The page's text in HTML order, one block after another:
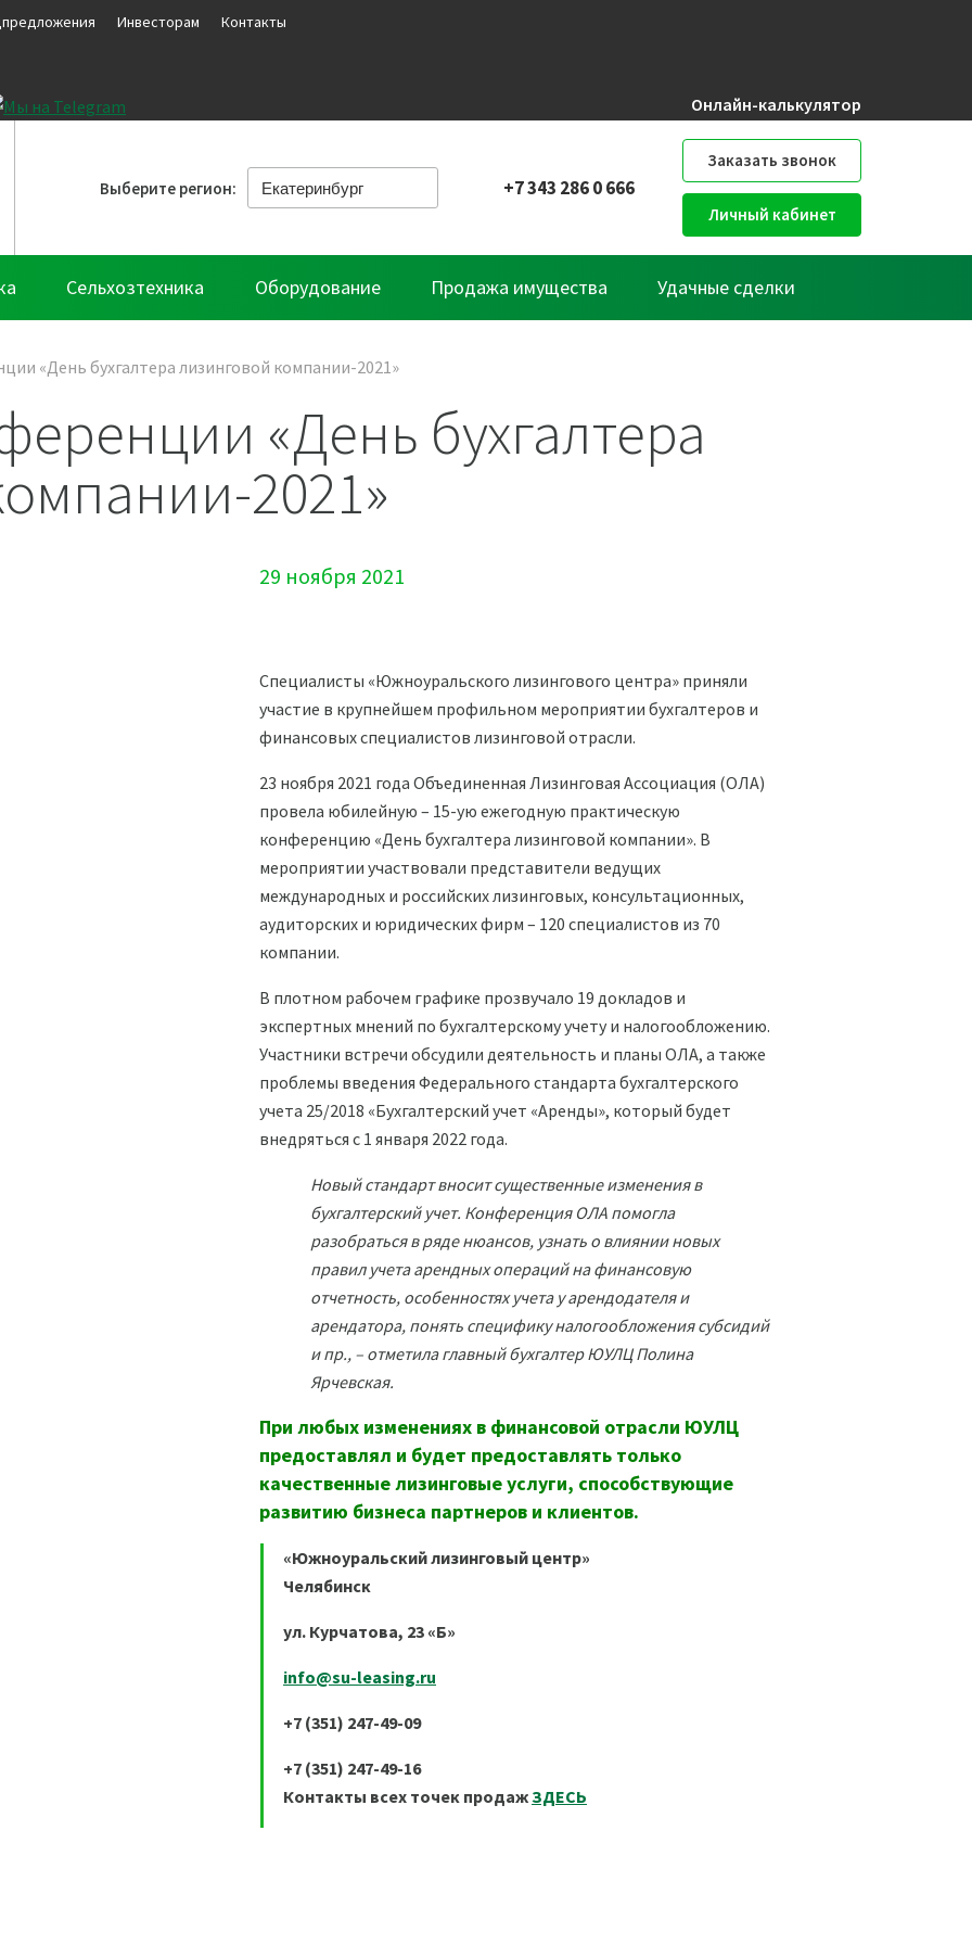
Инвесторам Контакты
Онлайн-калькулятор
Выберите регион: +7 343 286 0 666
Заказать звонок
Личный кабинет
Сельхозтехника Оборудование Продажа имущества Удачные сделки
«День бухгалтера лизинговой компании-2021»
«День бухгалтера
2021»
29 ноября 2021
Специалисты «Южноуральского лизингового центра» приняли
участие в крупнейшем профильном мероприятии бухгалтеров и
финансовых специалистов лизинговой отрасли.
23 ноября 2021 года Объединенная Лизинговая Ассоциация (ОЛА)
провела юбилейную – 15-ую ежегодную практическую
конференцию «День бухгалтера лизинговой компании». В
мероприятии участвовали представители ведущих
международных и российских лизинговых, консультационных,
аудиторских и юридических фирм – 120 специалистов из 70
компании.
В плотном рабочем графике прозвучало 19 докладов и
экспертных мнений по бухгалтерскому учету и налогообложению.
Участники встречи обсудили деятельность и планы ОЛА, а также
проблемы введения Федерального стандарта бухгалтерского
учета 25/2018 «Бухгалтерский учет «Аренды», который будет
внедряться с 1 января 2022 года.
Новый стандарт вносит существенные изменения в
бухгалтерский учет. Конференция ОЛА помогла
разобраться в ряде нюансов, узнать о влиянии новых
правил учета арендных операций на финансовую
отчетность, особенностях учета у арендодателя и
арендатора, понять специфику налогообложения субсидий
и пр., – отметила главный бухгалтер ЮУЛЦ Полина
Ярчевская.
При любых изменениях в финансовой отрасли ЮУЛЦ
предоставлял и будет предоставлять только
качественные лизинговые услуги, способствующие
развитию бизнеса партнеров и клиентов.
«Южноуральский лизинговый центр»
Челябинск
ул. Курчатова, 23 «Б»
info@su-leasing.ru
+7 (351) 247-49-09
+7 (351) 247-49-16
Контакты всех точек продажЗДЕСЬ